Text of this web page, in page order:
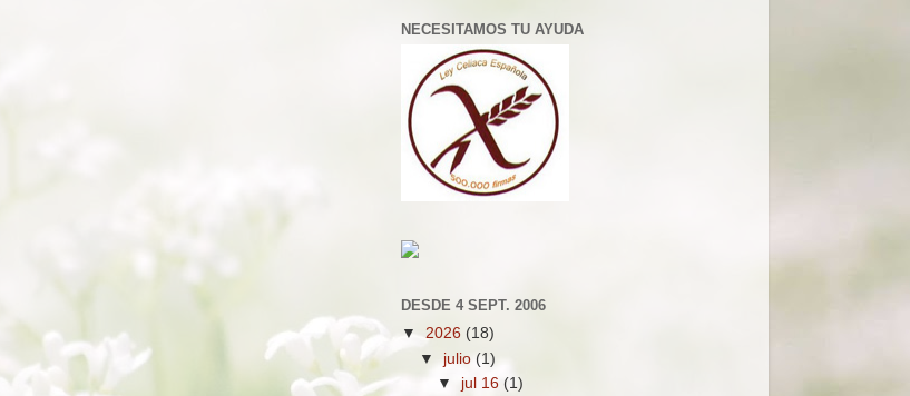
NECESITAMOS TU AYUDA
DESDE 4 SEPT. 2006
▼ 2026 (18)
▼ julio(1)
▼jul 16(1)